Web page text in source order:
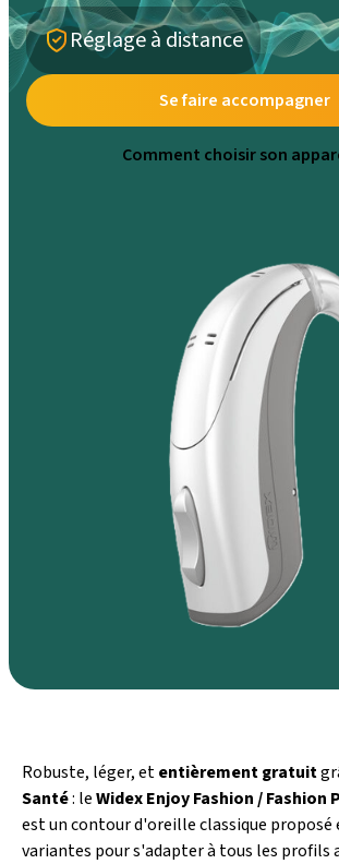
Réglage à distance
Se faire accompagner
Comment choisir son
Robuste, léger, etentièrement gratuit
Santé: leWidex Enjoy Fashion / Fashion
est un contour d'oreille classique proposé
variantes pour s'adapter à tous les profils